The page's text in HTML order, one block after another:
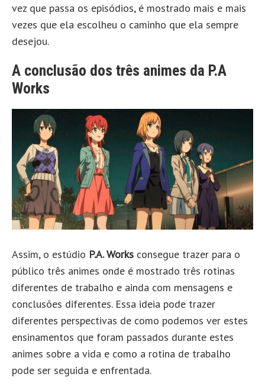
vez que passa os episódios, é mostrado mais e mais
vezes que ela escolheu o caminho que ela sempre
desejou.
A conclusão dos três animes da P.A
Works
Assim, o estúdio P.A. Works consegue trazer para o
público três animes onde é mostrado três rotinas
diferentes de trabalho e ainda com mensagens e
conclusões diferentes. Essa ideia pode trazer
diferentes perspectivas de como podemos ver estes
ensinamentos que foram passados durante estes
animes sobre a vida e como a rotina de trabalho
pode ser seguida e enfrentada.